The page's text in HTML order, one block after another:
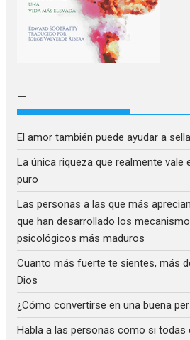
–
El amor también puede ayudar a
La única riqueza que realmente vale
puro
Las personas a las que más
que han desarrollado los
psicológicos más maduros
Cuanto más fuerte te sientes, más
Dios
¿Cómo convertirse en una buena
Habla a las personas como si todas